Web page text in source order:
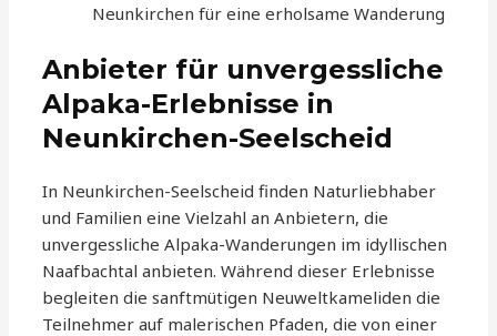
Neunkirchen für eine erholsame Wanderung
Anbieter für unvergessliche
Alpaka-Erlebnisse in
Neunkirchen-Seelscheid
In Neunkirchen-Seelscheid finden Naturliebhaber
und Familien eine Vielzahl an Anbietern, die
unvergessliche Alpaka-Wanderungen im idyllischen
Naafbachtal anbieten. Während dieser Erlebnisse
begleiten die sanftmütigen Neuweltkameliden die
Teilnehmer auf malerischen Pfaden, die von einer